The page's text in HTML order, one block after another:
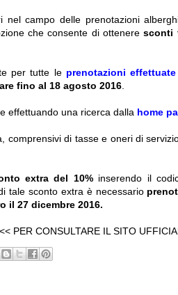
nel campo delle prenotazioni
che consente di otteneresconti
per tutte le prenotazioni
fino al 18 agosto 2016
effettuando una ricerca dalla home
comprensivi di tasse e oneri di
extra del 10% inserendo il
tale sconto extra è necessario
il 27 dicembre 2016.
<< PER CONSULTARE IL SITO